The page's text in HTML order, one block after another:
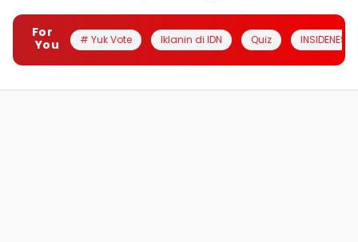
For
You
# Yuk Vote Iklanin di IDN Quiz INSIDENESIA